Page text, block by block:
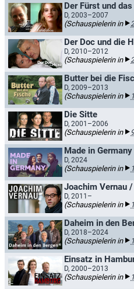
Der Fürst und
D, 2003–2007
(Schauspielerin in
Der Doc und die
D, 2010–2012
(Schauspielerin in
Butter bei die
D, 2009–2013
(Schauspielerin in
Die Sitte
D, 2001–2006
(Schauspielerin in
Made in Germany
D, 2024
(Schauspielerin in
Joachim Vernau
D, 2011–
(Schauspielerin in
Daheim in den
D, 2018–2024
(Schauspielerin in
Einsatz in
D, 2000–2013
(Schauspielerin in